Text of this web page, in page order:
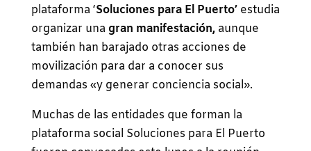
plataforma ‘Soluciones para El Puerto’estudia
organizar una gran manifestación,aunque
también han barajado otras acciones de
movilización para dar a conocer sus
demandas «y generar conciencia social».
Muchas de las entidades que forman la
plataforma social Soluciones para El Puerto